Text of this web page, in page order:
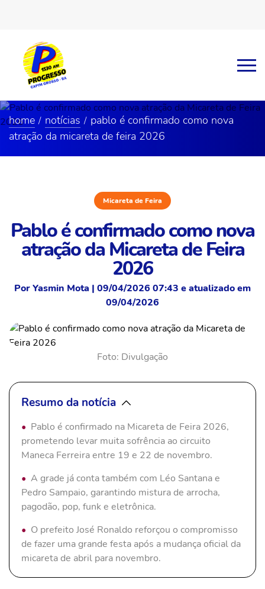
home notícias
pablo é confirmado como nova
atração da micareta de feira 2026
Micareta de Feira
Pablo é confirmado como nova
atração da Micareta de Feira
2026
Por Yasmin Mota | 09/04/2026 07:43 e atualizado em
09/04/2026
Foto: Divulgação
Resumo da notícia
Pablo é confirmado na Micareta de Feira 2026,
prometendo levar muita sofrência ao circuito
Maneca Ferreira entre 19 e 22 de novembro.
A grade já conta também com Léo Santana e
Pedro Sampaio, garantindo mistura de arrocha,
pagodão, pop, funk e eletrônica.
O prefeito José Ronaldo reforçou o compromisso
de fazer uma grande festa após a mudança oficial da
micareta de abril para novembro.